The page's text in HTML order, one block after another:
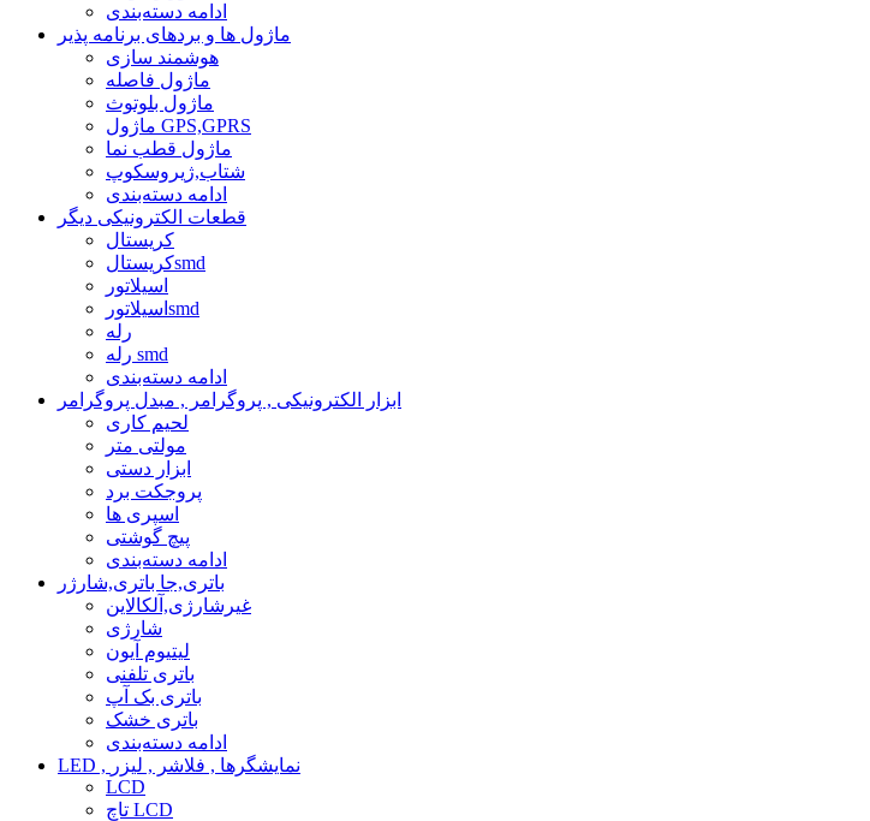
ادامه دسته‌بندی
ماژول ها و بردهای برنامه پذیر
هوشمند سازی
ماژول فاصله
ماژول بلوتوث
ماژول GPS,GPRS
ماژول قطب نما
شتاب,ژیروسکوپ
ادامه دسته‌بندی
قطعات الکترونیکی دیگر
کریستال
کریستالsmd
اسیلاتور
اسیلاتورsmd
رله
رله smd
ادامه دسته‌بندی
ابزار الکترونیکی , پروگرامر , مبدل پروگرامر
لحیم کاری
مولتی متر
ابزار دستی
پروجکت برد
اسپری ها
پیچ گوشتی
ادامه دسته‌بندی
باتری,جا باتری,شارژر
غیرشارژی,آلکالاین
شارژی
لیتیوم آیون
باتری تلفنی
باتری بک آپ
باتری خشک
ادامه دسته‌بندی
LED , نمایشگرها , فلاشر , لیزر
LCD
تاچ LCD